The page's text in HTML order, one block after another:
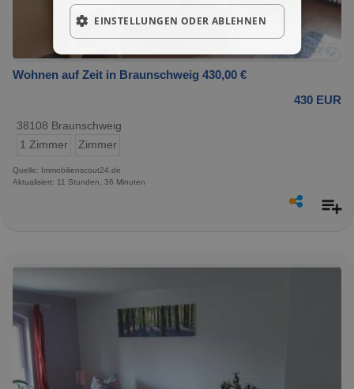
Wohnen auf Zeit in Braunschweig 430,00 €
430 EUR
38108 Braunschweig
1 Zimmer
Zimmer
Quelle: Immobilienscout24.de
Aktualisiert: 11 Stunden, 36 Minuten
EINSTELLUNGEN ODER ABLEHNEN